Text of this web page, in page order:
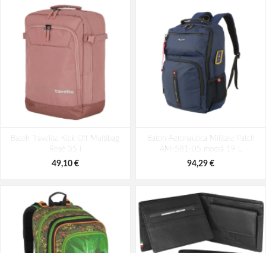
penál - tmavomodrý modrý
6,26 €
AM-580-05 modrá 22 L
Batoh Travelite Kick Off Multibag
Rosé 35 l
49,10 €
Batoh Aeronautica Militare Patch
AM-581-05 modrá 19 L
94,29 €